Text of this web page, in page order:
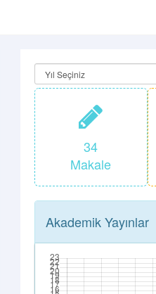
34
Makale
Akademik Yayınlar